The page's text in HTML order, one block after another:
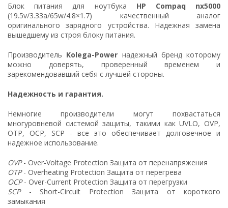
Блок питания для ноутбука HP Compaq nx5000
(19.5v/3.33a/65w/4.8×1.7) качественный аналог
оригинального зарядного устройства. Надежная замена
вышедшему из строя блоку питания.
Производитель Kolega-Power надежный бренд которому
можно доверять, проверенный временем и
зарекомендовавший себя с лучшей стороны.
Надежность и гарантия.
Немногие производители могут похвастаться
многуровневой системой защиты, такими как UVLO, OVP,
OTP, OCP, SCP - все это обеспечивает долговечное и
надежное использование.
OVP- Over-Voltage Protection Защита от перенапряжения
OTP- Overheating Protection Защита от перегрева
OCP- Over-Current Protection Защита от перегрузки
SCP- Short-Circuit Protection Защита от короткого
замыкания